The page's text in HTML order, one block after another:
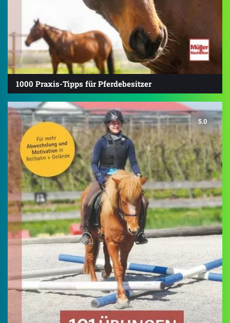
1000 Praxis-Tipps für Pferdebesitzer
5.0